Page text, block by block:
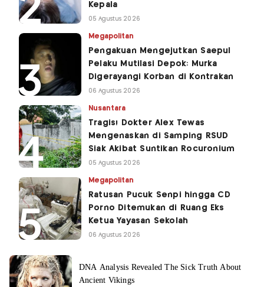
Kepala
05 Agustus 2026
Megapolitan
Pengakuan Mengejutkan Saepul
Pelaku Mutilasi Depok: Murka
Digerayangi Korban di Kontrakan
06 Agustus 2026
Nusantara
Tragis! Dokter Alex Tewas
Mengenaskan di Samping RSUD
Siak Akibat Suntikan Rocuronium
05 Agustus 2026
Megapolitan
Ratusan Pucuk Senpi hingga CD
Porno Ditemukan di Ruang Eks
Ketua Yayasan Sekolah
06 Agustus 2026